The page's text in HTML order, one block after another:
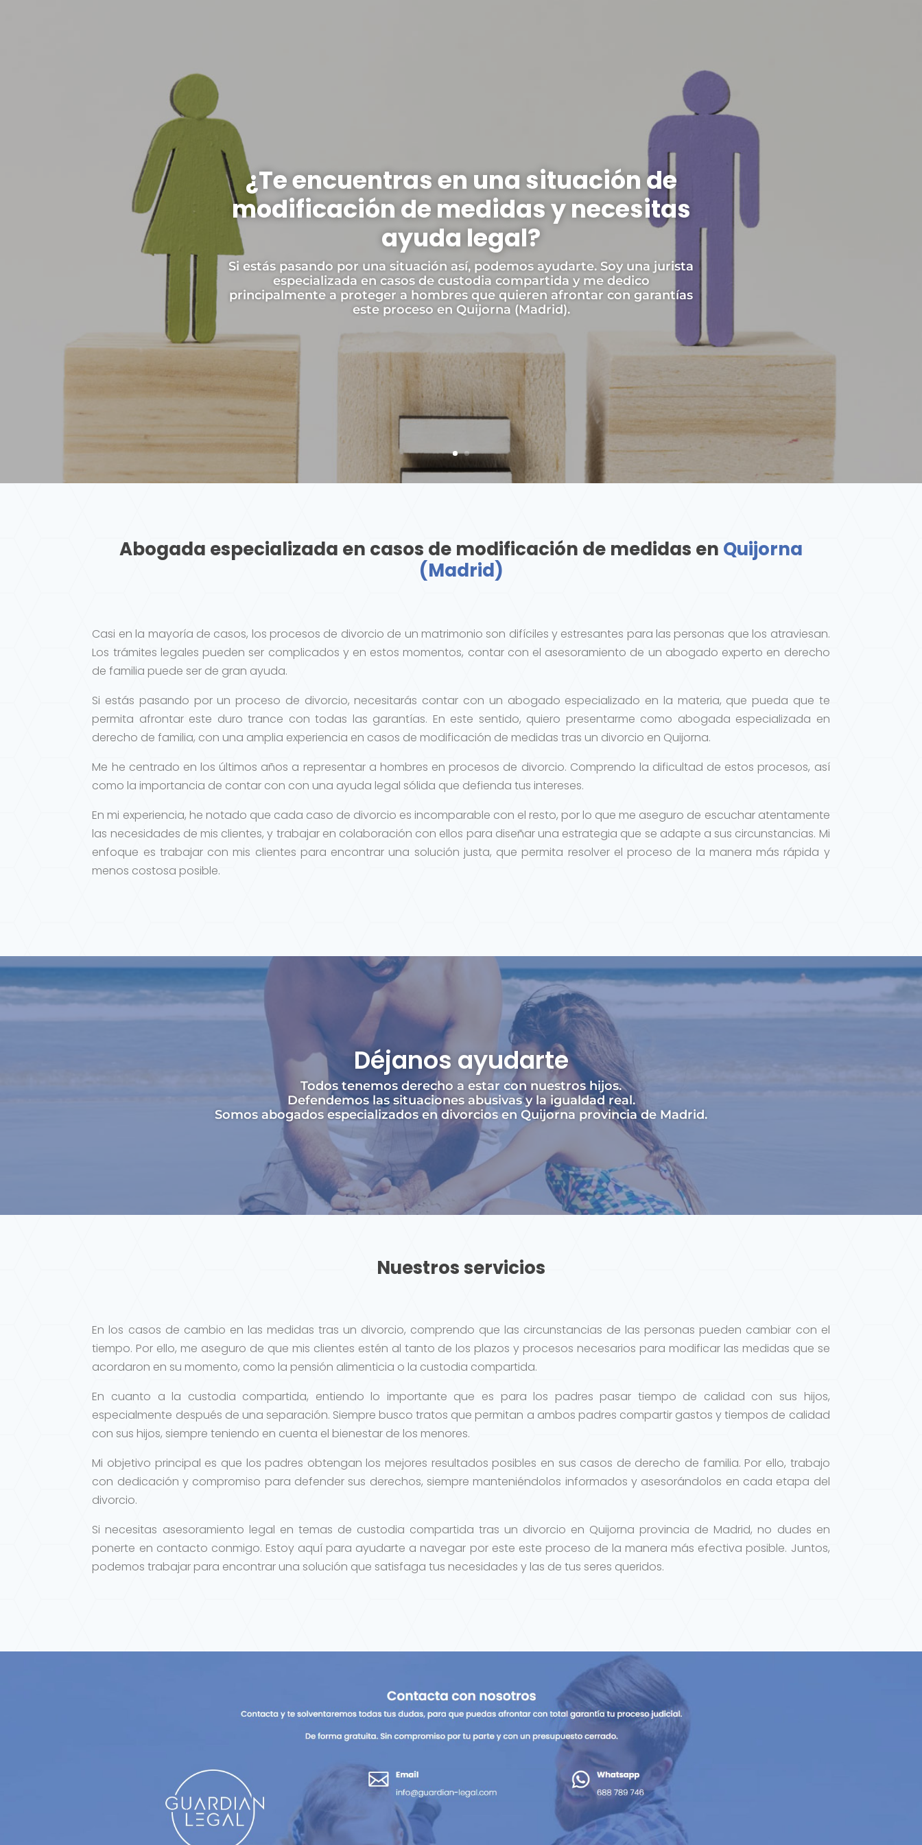
¿Te encuentras en una situación de
modificación de medidas y necesitas
ayuda legal?
Si estás pasando por una situación así, podemos ayudarte. Soy una jurista
especializada en casos de custodia compartida y me dedico
principalmente a proteger a hombres que quieren afrontar con garantías
este proceso en Quijorna (Madrid).
Abogada especializada en casos de modificación de medidas en Quijorna
(Madrid)
Casi en la mayoría de casos, los procesos de divorcio de un matrimonio son difíciles y estresantes para las personas que los atraviesan.
Los trámites legales pueden ser complicados y en estos momentos, contar con el asesoramiento de un abogado experto en derecho
de familia puede ser de gran ayuda.
Si estás pasando por un proceso de divorcio, necesitarás contar con un abogado especializado en la materia, que pueda que te
permita afrontar este duro trance con todas las garantías. En este sentido, quiero presentarme como abogada especializada en
derecho de familia, con una amplia experiencia en casos de modificación de medidas tras un divorcio en Quijorna.
Me he centrado en los últimos años a representar a hombres en procesos de divorcio. Comprendo la dificultad de estos procesos, así
como la importancia de contar con con una ayuda legal sólida que defienda tus intereses.
En mi experiencia, he notado que cada caso de divorcio es incomparable con el resto, por lo que me aseguro de escuchar atentamente
las necesidades de mis clientes, y trabajar en colaboración con ellos para diseñar una estrategia que se adapte a sus circunstancias. Mi
enfoque es trabajar con mis clientes para encontrar una solución justa, que permita resolver el proceso de la manera más rápida y
menos costosa posible.
Déjanos ayudarte
Todos tenemos derecho a estar con nuestros hijos.
Defendemos las situaciones abusivas y la igualdad real.
Somos abogados especializados en divorcios en Quijorna provincia de Madrid.
Nuestros servicios
En los casos de cambio en las medidas tras un divorcio, comprendo que las circunstancias de las personas pueden cambiar con el
tiempo. Por ello, me aseguro de que mis clientes estén al tanto de los plazos y procesos necesarios para modificar las medidas que se
acordaron en su momento, como la pensión alimenticia o la custodia compartida.
En cuanto a la custodia compartida, entiendo lo importante que es para los padres pasar tiempo de calidad con sus hijos,
especialmente después de una separación. Siempre busco tratos que permitan a ambos padres compartir gastos y tiempos de calidad
con sus hijos, siempre teniendo en cuenta el bienestar de los menores.
Mi objetivo principal es que los padres obtengan los mejores resultados posibles en sus casos de derecho de familia. Por ello, trabajo
con dedicación y compromiso para defender sus derechos, siempre manteniéndolos informados y asesorándolos en cada etapa del
divorcio.
Si necesitas asesoramiento legal en temas de custodia compartida tras un divorcio en Quijorna provincia de Madrid, no dudes en
ponerte en contacto conmigo. Estoy aquí para ayudarte a navegar por este este proceso de la manera más efectiva posible. Juntos,
podemos trabajar para encontrar una solución que satisfaga tus necesidades y las de tus seres queridos.